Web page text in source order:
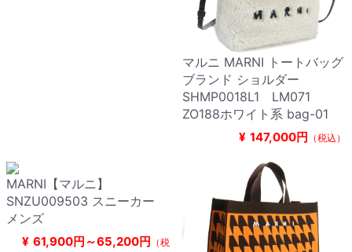
マルニ MARNI トートバッグ
ブランド ショルダー
SHMP0018L1 LM071
ZO188ホワイト系 bag-01
¥ 147,000円 （税込）
MARNI【マルニ】
SNZU009503 スニーカー
メンズ
¥ 61,900円～65,200円 （税